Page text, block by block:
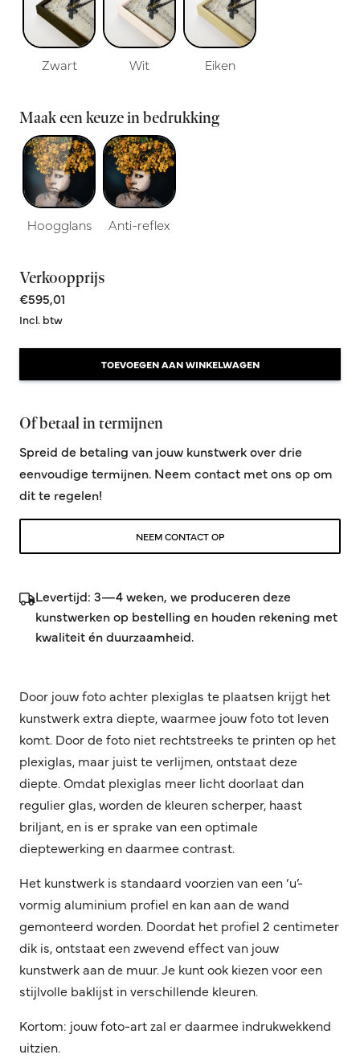
Zwart Wit Eiken
Maak een keuze in bedrukking
Hoogglans Anti-reflex
Verkoopprijs
€595,01
Incl. btw
TOEVOEGEN AAN WINKELWAGEN
Of betaal in termijnen
Spreid de betaling van jouw kunstwerk over drie
eenvoudige termijnen. Neem contact met ons op om
dit te regelen!
NEEM CONTACT OP
Levertijd: 3—4 weken, we produceren deze
kunstwerken op bestelling en houden rekening met
kwaliteit én duurzaamheid.
Door jouw foto achter plexiglas te plaatsen krijgt het
kunstwerk extra diepte, waarmee jouw foto tot leven
komt. Door de foto niet rechtstreeks te printen op het
plexiglas, maar juist te verlijmen, ontstaat deze
diepte. Omdat plexiglas meer licht doorlaat dan
regulier glas, worden de kleuren scherper, haast
briljant, en is er sprake van een optimale
dieptewerking en daarmee contrast.
Het kunstwerk is standaard voorzien van een ‘u’-
vormig aluminium profiel en kan aan de wand
gemonteerd worden. Doordat het profiel 2 centimeter
dik is, ontstaat een zwevend effect van jouw
kunstwerk aan de muur. Je kunt ook kiezen voor een
stijlvolle baklijst in verschillende kleuren.
Kortom: jouw foto-art zal er daarmee indrukwekkend
uitzien.